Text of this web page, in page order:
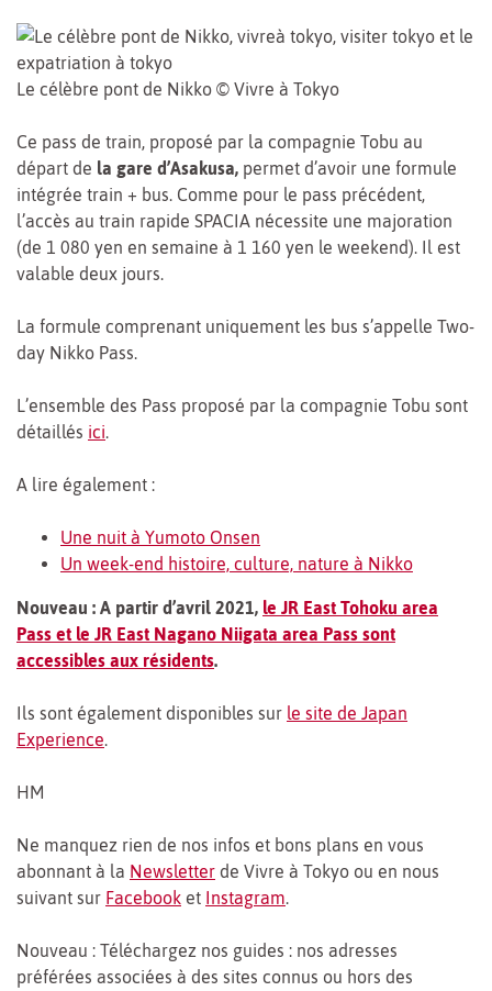
Le célèbre pont de Nikko © Vivre à Tokyo
Ce pass de train, proposé par la compagnie Tobu au
départ de la gare d’Asakusa, permet d’avoir une formule
intégrée train + bus. Comme pour le pass précédent,
l’accès au train rapide SPACIA nécessite une majoration
(de 1 080 yen en semaine à 1 160 yen le weekend). Il est
valable deux jours.
La formule comprenant uniquement les bus s’appelle Two-
day Nikko Pass.
L’ensemble des Pass proposé par la compagnie Tobu sont
détaillés ici.
A lire également :
Une nuit à Yumoto Onsen
Un week-end histoire, culture, nature à Nikko
Nouveau : A partir d’avril 2021, le JR East Tohoku area
Pass et le JR East Nagano Niigata area Pass sont
accessibles aux résidents.
Ils sont également disponibles sur le site de Japan
Experience.
HM
Ne manquez rien de nos infos et bons plans en vous
abonnant à la Newsletter de Vivre à Tokyo ou en nous
suivant sur Facebook et Instagram.
Nouveau : Téléchargez nos guides : nos adresses
préférées associées à des sites connus ou hors des